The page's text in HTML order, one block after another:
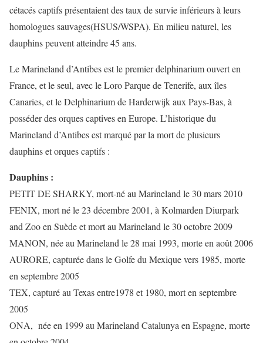
cétacés captifs présentaient des taux de survie inférieurs à leurs
homologues sauvages(HSUS/WSPA). En milieu naturel, les
dauphins peuvent atteindre 45 ans.
Le Marineland d’Antibes est le premier delphinarium ouvert en
France, et le seul, avec le Loro Parque de Tenerife, aux îles
Canaries, et le Delphinarium de Harderwijk aux Pays-Bas, à
posséder des orques captives en Europe. L’historique du
Marineland d’Antibes est marqué par la mort de plusieurs
dauphins et orques captifs :
Dauphins :
PETIT DE SHARKY, mort-né au Marineland le 30 mars 2010
FENIX, mort né le 23 décembre 2001, à Kolmarden Diurpark
and Zoo en Suède et mort au Marineland le 30 octobre 2009
MANON, née au Marineland le 28 mai 1993, morte en août 2006
AURORE, capturée dans le Golfe du Mexique vers 1985, morte
en septembre 2005
TEX, capturé au Texas entre1978 et 1980, mort en septembre
2005
ONA, née en 1999 au Marineland Catalunya en Espagne, morte